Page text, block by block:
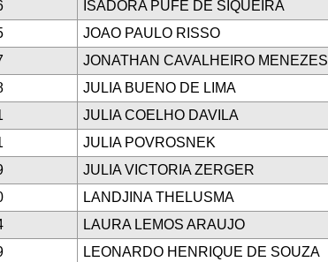
ISADORA PUFE DE SIQUEIRA
JOAO PAULO RISSO
JONATHAN CAVALHEIRO MENEZES
JULIA BUENO DE LIMA
JULIA COELHO DAVILA
JULIA POVROSNEK
JULIA VICTORIA ZERGER
LANDJINA THELUSMA
LAURA LEMOS ARAUJO
LEONARDO HENRIQUE DE SOUZA